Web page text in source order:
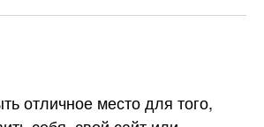
отличное место для того,